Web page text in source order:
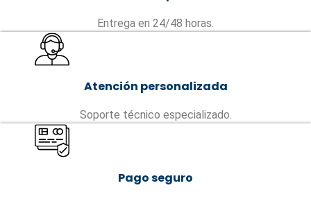
Entrega en 24/48 horas.
Atención personalizada
Soporte técnico especializado.
Pago seguro